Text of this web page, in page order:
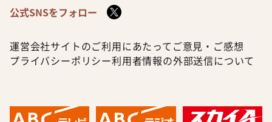
公式SNSをフォロー
運営会社サイトのご利用にあたって ご意見・ご感想
プライバシーポリシー利用者情報の外部送信について